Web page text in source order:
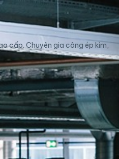
cấp. Chuyên gia công ép kim,